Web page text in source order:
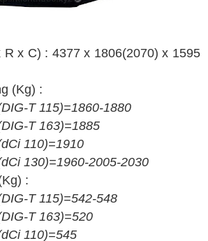
R x C) : 4377 x 1806(2070) x 1595
(Kg) :
DIG-T115)=1860-1880
DIG-T163)=1885
110)=1910
dCi130)=1960-2005-2030
:
DIG-T115)=542-548
DIG-T163)=520
110)=545